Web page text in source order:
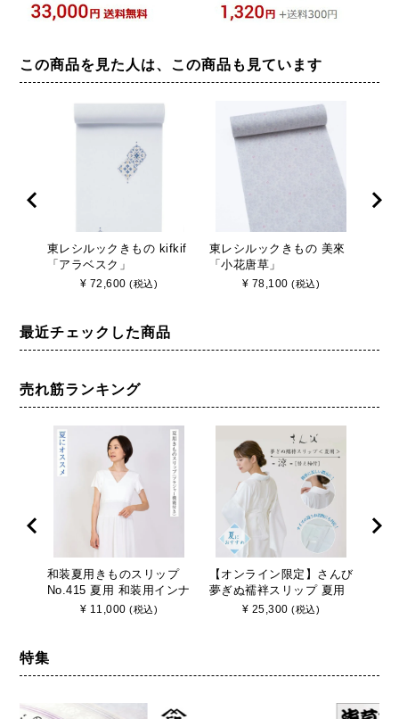
この商品を見た人は、この商品も見ています
東レシルックきもの kifkif
「アラベスク」
¥ 72,600 (税込)
東レシルックきもの 美來
「小花唐草」
KX24106ASK
¥ 78,100 (税込)
最近チェックした商品
売れ筋ランキング
和装夏用きものスリップ
No.415 夏用 和装用インナ
ー さんび 日本製
¥ 11,000 (税込)
【オンライン限定】さんび
夢ぎぬ襦袢スリップ 夏用
≪涼≫ 東レセオα シルジ
¥ 25,300 (税込)
特集